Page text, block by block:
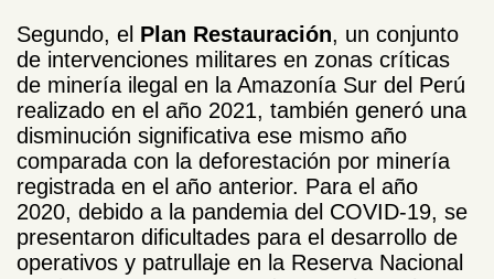
Segundo, el Plan Restauración, un conjunto
de intervenciones militares en zonas críticas
de minería ilegal en la Amazonía Sur del Perú
realizado en el año 2021, también generó una
disminución significativa ese mismo año
comparada con la deforestación por minería
registrada en el año anterior. Para el año
2020, debido a la pandemia del COVID-19, se
presentaron dificultades para el desarrollo de
operativos y patrullaje en la Reserva Nacional